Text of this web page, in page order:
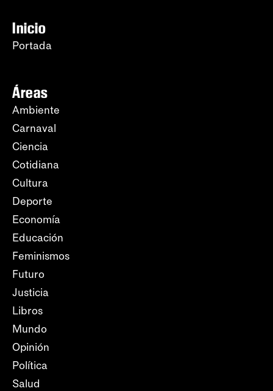
Inicio
Portada
Áreas
Ambiente
Carnaval
Ciencia
Cotidiana
Cultura
Deporte
Economía
Educación
Feminismos
Futuro
Justicia
Libros
Mundo
Opinión
Política
Salud